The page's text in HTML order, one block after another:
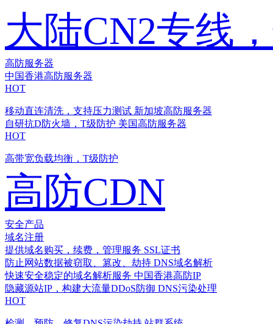
大陆CN2专线
高防服务器
中国香港高防服务器
HOT
移动直连清洗，支持压力测试 新加坡高防服务器
自研抗D防火墙，T级防护 美国高防服务器
HOT
高带宽负载均衡，T级防护
高防CDN
安全产品
域名注册
提供域名购买，续费，管理服务 SSL证书
防止网站数据被窃取、篡改、劫持 DNS域名解析
快速安全稳定的域名解析服务 中国香港高防IP
隐藏源站IP，构建大流量DDoS防御 DNS污染处理
HOT